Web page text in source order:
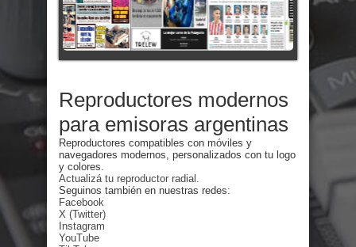
Reproductores modernos
para emisoras argentinas
Reproductores compatibles con móviles y
navegadores modernos, personalizados con tu logo
y colores.
Actualizá tu reproductor radial.
Seguinos también en nuestras redes:
Facebook
X (Twitter)
Instagram
YouTube